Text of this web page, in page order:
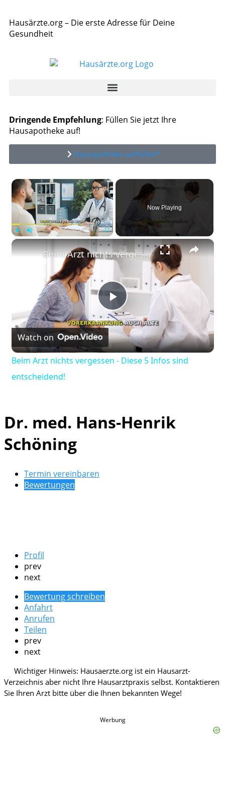
Hausärzte.org – Die erste Adresse für Deine
Gesundheit
Dringende Empfehlung: Füllen Sie jetzt Ihre
Hausapotheke auf!
Hausapotheke auffüllen*
×
Now Playing
×
Play
Video
Beim Arzt nichts vergessen - Diese 5 Infos sind entscheidend!
Watch on
Beim Arzt nichts vergessen - Diese 5 Infos sind
entscheidend!
Dr. med. Hans-Henrik
Schöning
Termin vereinbaren
Bewertungen
Profil
prev
next
Bewertung schreiben
Anfahrt
Anrufen
Teilen
prev
next
Werbung